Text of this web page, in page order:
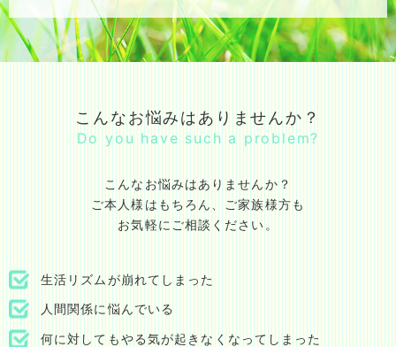
こんなお悩みはありませんか？
Do you have such a problem?
こんなお悩みはありませんか？
ご本人様はもちろん、ご家族様方も
お気軽にご相談ください。
生活リズムが崩れてしまった
人間関係に悩んでいる
何に対してもやる気が起きなくなってしまった